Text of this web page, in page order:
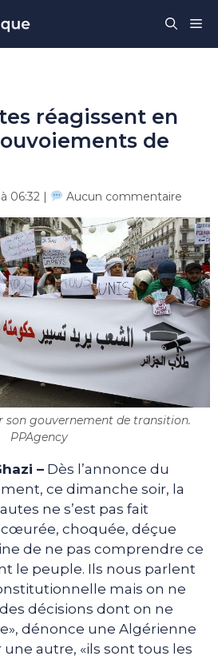
réagissent en
de
06:32 | Aucun commentaire
son gouvernement de transition.
PPAgency
– Dès l’annonce du
ce dimanche soir, la
ne s’est pas fait
choquée, déçue
de ne pas comprendre ce
le peuple. Ils nous parlent
mais on ne
décisions dont on ne
dénonce une Algérienne
autre, «ils sont tous les